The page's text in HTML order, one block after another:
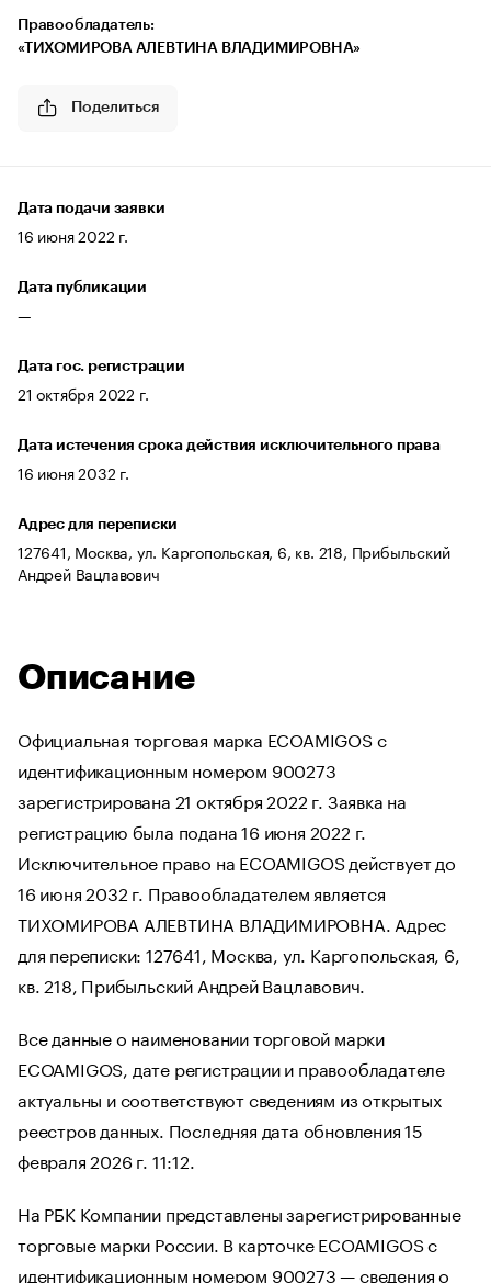
Правообладатель:
«ТИХОМИРОВА АЛЕВТИНА ВЛАДИМИРОВНА»
Поделиться
Дата подачи заявки
16 июня 2022 г.
Дата публикации
—
Дата гос. регистрации
21 октября 2022 г.
Дата истечения срока действия исключительного права
16 июня 2032 г.
Адрес для переписки
127641, Москва, ул. Каргопольская, 6, кв. 218, Прибыльский
Андрей Вацлавович
Описание
Официальная торговая марка ECOAMIGOS с
идентификационным номером 900273
зарегистрирована 21 октября 2022 г. Заявка на
регистрацию была подана 16 июня 2022 г.
Исключительное право на ECOAMIGOS действует до
16 июня 2032 г. Правообладателем является
ТИХОМИРОВА АЛЕВТИНА ВЛАДИМИРОВНА. Адрес
для переписки: 127641, Москва, ул. Каргопольская, 6,
кв. 218, Прибыльский Андрей Вацлавович.
Все данные о наименовании торговой марки
ECOAMIGOS, дате регистрации и правообладателе
актуальны и соответствуют сведениям из открытых
реестров данных. Последняя дата обновления 15
февраля 2026 г. 11:12.
На РБК Компании представлены зарегистрированные
торговые марки России. В карточке ECOAMIGOS с
идентификационным номером 900273 — сведения о